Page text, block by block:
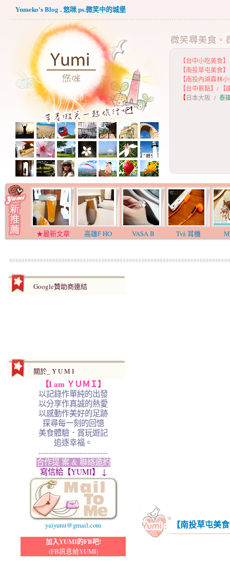
Yumeko's Blog . 悠咪 ps.微笑中的城堡
【台中小吃美食】
【南投草屯美食】
【南投內湖森林
【台中景點】 /
【日本大阪 / 泰
★最新文章 高雄F HO VASA B Två 耳機
Google贊助商連結
關於_ Y U M I
【I am ＹＵＭＩ】
以記錄作單純的出發
以分享作真誠的熱愛
以感動作美好的足跡
探尋每一刻的回憶
美食體驗．賞玩遊記
追逐幸福。
---------------------------
合作提 案 & 聯絡邀約
寫信給【YUMI】 ↓
yaiyumi@gmail.com
加入YUMI的FB吧!
(FB訊息給YUMI)
【南投草屯美